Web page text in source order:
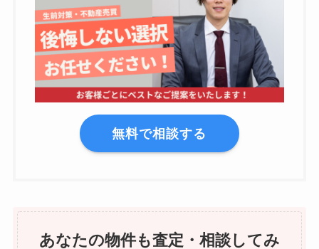
無料で相談する
あなたの物件も査定・相談してみ